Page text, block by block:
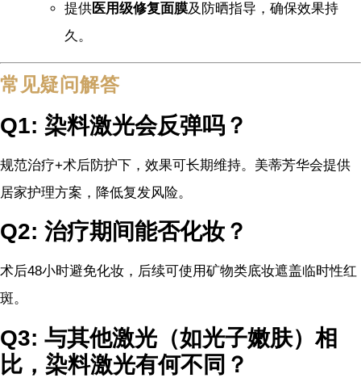
提供医用级修复面膜及防晒指导，确保效果持
久。
常见疑问解答
Q1: 染料激光会反弹吗？
规范治疗+术后防护下，效果可长期维持。美蒂芳华会提供
居家护理方案，降低复发风险。
Q2: 治疗期间能否化妆？
术后48小时避免化妆，后续可使用矿物类底妆遮盖临时性红
斑。
Q3: 与其他激光（如光子嫩肤）相
比，染料激光有何不同？